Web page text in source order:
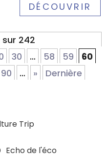
DÉCOUVRIR
sur 242
30 … 58 59
60
90 … » Dernière
Trip
Echo de l'éco